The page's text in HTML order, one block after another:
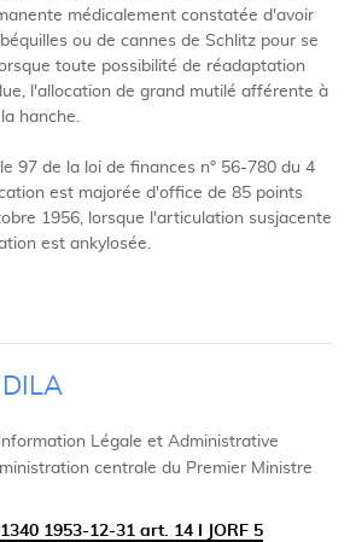
médicalement constatée d'avoir
ou de cannes de Schlitz pour se
toute possibilité de réadaptation
l'allocation de grand mutilé afférente à
hanche.
97 de la loi de finances n° 56-780 du 4
est majorée d'office de 85 points
1956, lorsque l'articulation susjacente
est ankylosée.
Légale et Administrative
centrale du Premier Ministre
1953-12-31 art. 14 I JORF 5